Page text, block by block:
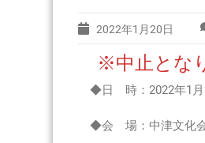
2022年1月20日
※中止とな
◆日 時：2022年1月
◆会 場：中津文化